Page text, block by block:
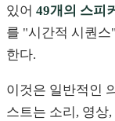
있어 49개의 스피
를 "시간적 시퀀
한다.
이것은 일반적인
스트는 소리, 영상